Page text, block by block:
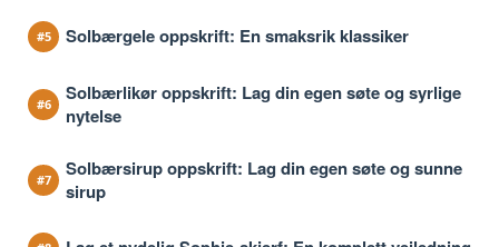
Solbærgele oppskrift: En smaksrik klassiker
Solbærlikør oppskrift: Lag din egen søte og syrlige
nytelse
Solbærsirup oppskrift: Lag din egen søte og sunne
sirup